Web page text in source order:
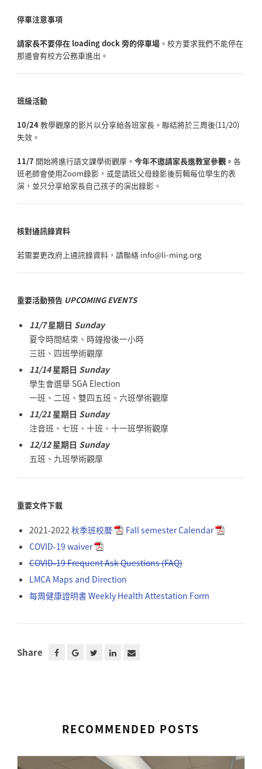
停車注意事項
請家長不要停在 loading dock 旁的停車場。校方要求我們不能停在
那邊會有校方公務車進出。
班級活動
10/24教學觀摩的影片以分享給各班家長。聯結將於三周後(11/20)
失效。
11/7 開始將進行語文課學術觀摩。 今年不邀請家長進教室參觀。 各
班老師會使用Zoom錄影， 或是請班父母錄影後剪輯每位學生的表
演， 並只分享給家長自己孩子的演出錄影。
核對通訊錄資料
若需要更改府上通訊錄資料，請聯絡 info@li-ming.org
重要活動預告 UPCOMING EVENTS
11/7星期日 Sunday
夏令時間結束、時鐘撥後一小時
三班、四班學術觀摩
11/14星期日 Sunday
學生會選舉 SGA Election
一班、二班、雙四五班、六班學術觀摩
11/21星期日 Sunday
注音班、七班、十班、十一班學術觀摩
12/12星期日 Sunday
五班、九班學術觀摩
重要文件下載
2021-2022 秋季班校曆
Fall semester Calendar
COVID-19 waiver
COVID-19 Frequent Ask Questions (FAQ)
LMCA Maps and Direction
每周健康證明書 Weekly Health Attestation Form
Share
RECOMMENDED POSTS